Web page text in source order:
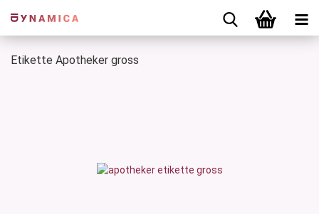
Etikette Apotheker gross